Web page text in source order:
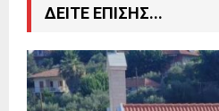
ΔΕΙΤΕ ΕΠΙΣΗΣ...